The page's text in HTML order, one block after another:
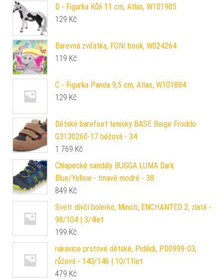
D - Figurka Kůň 11 cm, Atlas, W101905
129 Kč
Barevná zvířátka, FONI book, W024264
119 Kč
C - Figurka Panda 9,5 cm, Atlas, W101884
129 Kč
Dětské barefoot tenisky BASE Beige Froddo
G3130260-17 béžová - 34
1 769 Kč
Chlapecké sandály BUGGA LUMA Dark
Blue/Yellow - tmavě modré - 38
849 Kč
Svetr dívčí bolerko, Minoti, ENCHANTED 2, zlatá -
98/104 | 3/4let
199 Kč
rukavice prstové dětské, Pidilidi, PD0999-03,
růžová - 140/146 | 10/11let
479 Kč